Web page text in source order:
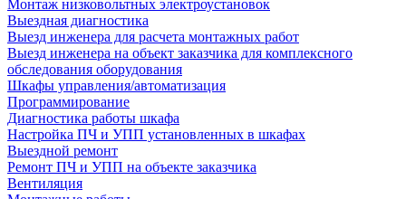
Монтаж низковольтных электроустановок
Выездная диагностика
Выезд инженера для расчета монтажных работ
Выезд инженера на объект заказчика для комплексного
обследования оборудования
Шкафы управления/автоматизация
Программирование
Диагностика работы шкафа
Настройка ПЧ и УПП установленных в шкафах
Выездной ремонт
Ремонт ПЧ и УПП на объекте заказчика
Вентиляция